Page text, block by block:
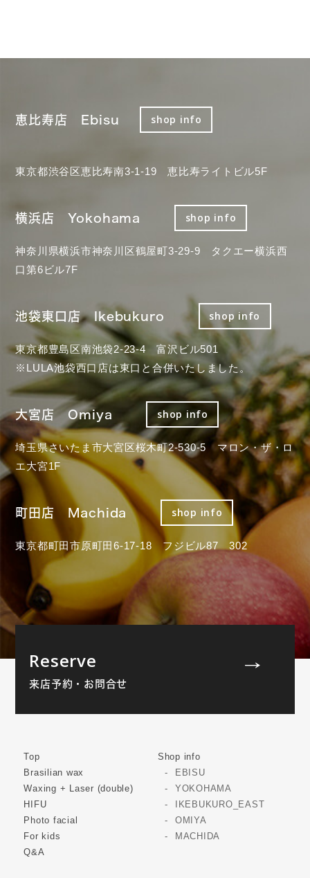
恵比寿店 Ebisu shop info
東京都渋谷区恵比寿南3-1-19 恵比寿ライトビル5F
横浜店 Yokohama shop info
神奈川県横浜市神奈川区鶴屋町3-29-9 タクエー横浜西
口第6ビル7F
池袋東口店 Ikebukuro shop info
東京都豊島区南池袋2-23-4 富沢ビル501
※LULA池袋西口店は東口と合併いたしました。
大宮店 Omiya shop info
埼玉県さいたま市大宮区桜木町2-530-5 マロン・ザ・ロ
エ大宮1F
町田店 Machida shop info
東京都町田市原町田6-17-18 フジビル87 302
Reserve
来店予約・お問合せ
Top
Brasilian wax
Waxing + Laser (double)
HIFU
Photo facial
For kids
Q&A
Shop info
EBISU
YOKOHAMA
IKEBUKURO_EAST
OMIYA
MACHIDA